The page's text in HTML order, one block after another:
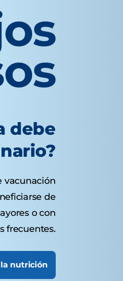
debe
vacunación
de
o con
frecuentes.
nutrición